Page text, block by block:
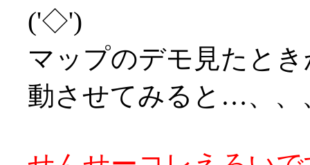
('◇')ゞ
マップのデモ見たと
動させてみると…、、